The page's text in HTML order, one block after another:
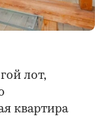
лот,
квартира